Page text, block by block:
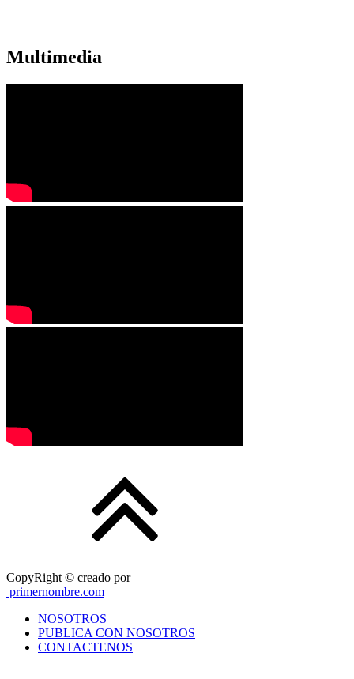
Multimedia
CopyRight © creado por
primernombre.com
NOSOTROS
PUBLICA CON NOSOTROS
CONTACTENOS